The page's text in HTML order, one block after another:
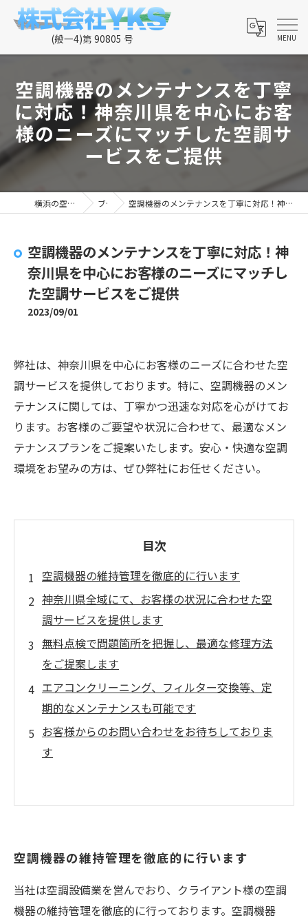
空調機器のメンテナンスを丁寧
に対応！神奈川県を中心にお客
様のニーズにマッチした空調サ
ービスをご提供
横浜の空調なら株式会社YKS ブログ 空調機器のメンテナンスを丁寧に対応！神奈川県を中心にお客様のニーズにマッチした空調サービスをご提供
空調機器のメンテナンスを丁寧に対応！神
奈川県を中心にお客様のニーズにマッチし
た空調サービスをご提供
2023/09/01
弊社は、神奈川県を中心にお客様のニーズに合わせた空
調サービスを提供しております。特に、空調機器のメン
テナンスに関しては、丁寧かつ迅速な対応を心がけてお
ります。お客様のご要望や状況に合わせて、最適なメン
テナンスプランをご提案いたします。安心・快適な空調
環境をお望みの方は、ぜひ弊社にお任せください。
目次
空調機器の維持管理を徹底的に行います
神奈川県全域にて、お客様の状況に合わせた空
調サービスを提供します
無料点検で問題箇所を把握し、最適な修理方法
をご提案します
エアコンクリーニング、フィルター交換等、定
期的なメンテナンスも可能です
お客様からのお問い合わせをお待ちしておりま
す
空調機器の維持管理を徹底的に行います
当社は空調設備業を営んでおり、クライアント様の空調
機器の維持管理を徹底的に行っております。空調機器